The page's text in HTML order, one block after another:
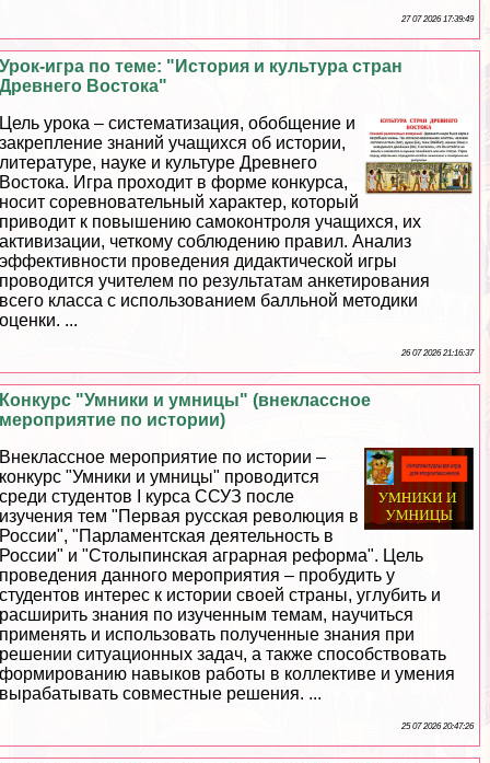
27 07 2026 17:39:49
Урок-игра по теме: "История и культура стран
Древнего Востока"
Цель урока – систематизация, обобщение и
закрепление знаний учащихся об истории,
литературе, науке и культуре Древнего
Востока. Игра проходит в форме конкурса,
носит соревновательный хаpaктер, который
приводит к повышению самоконтроля учащихся, их
активизации, четкому соблюдению правил. Анализ
эффективности проведения дидактической игры
проводится учителем по результатам анкетирования
всего класса с использованием балльной методики
оценки. ...
26 07 2026 21:16:37
Конкурс "Умники и умницы" (внеклассное
мероприятие по истории)
Внеклассное мероприятие по истории –
конкурс "Умники и умницы" проводится
среди студентов I курса ССУЗ после
изучения тем "Первая русская революция в
России", "Парламентская деятельность в
России" и "Столыпинская аграрная реформа". Цель
проведения данного мероприятия – пробудить у
студентов интерес к истории своей страны, углубить и
расширить знания по изученным темам, научиться
применять и использовать полученные знания при
решении ситуационных задач, а также способствовать
формированию навыков работы в коллективе и умения
выpaбатывать совместные решения. ...
25 07 2026 20:47:26